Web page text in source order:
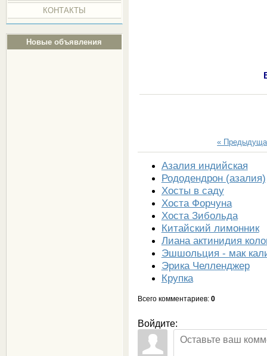
КОНТАКТЫ
Новые объявления
«
Азалия индийская
Рододендрон (азалия)
Хосты в саду
Хоста Форчуна
Хоста Зибольда
Китайский лимонник
Лиана актинидия
Эшшольция - мак
Эрика Челленджер
Крупка
Всего комментариев: 0
Войдите: